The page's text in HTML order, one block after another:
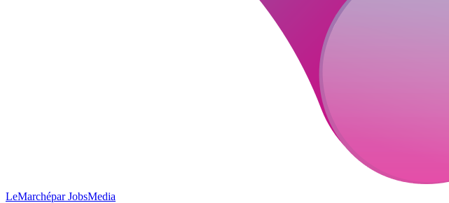
LeMarchépar JobsMedia